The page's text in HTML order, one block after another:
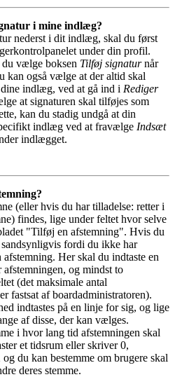
i mine indlæg?
nederst i dit indlæg, skal du først
under din profil.
vælge boksen Tilføj signaturnår
kan også vælge at der altid skal
indlæg, ved at gå ind i Rediger
at signaturen skal tilføjes som
kan du stadig undgå at din
indlæg ved at fravælge Indsæt
indlægget.
(eller hvis du har tilladelse: retter i
findes, lige under feltet hvor selve
"Tilføj en afstemning". Hvis du
fordi du ikke har
Her skal du indtaste en
og mindst to
(det maksimale antal
fastsat af boardadministratoren).
indtastes på en linje for sig, og lige
af disse, der kan vælges.
i hvor lang tid afstemningen skal
et tidsrum eller skriver 0,
du kan bestemme om brugere skal
deres stemme.